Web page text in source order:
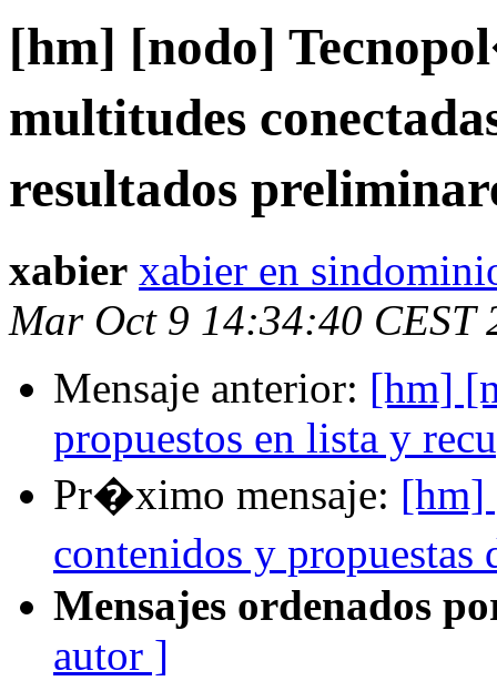
[hm] [nodo]
multitudes
resultados
xabier xabier en
Mar Oct 9 14:34:40 CEST
Mensaje anterior: [hm]
propuestos en lista y
Pr�ximo mensaje: [hm]
contenidos y
Mensajes ordenados
autor ]